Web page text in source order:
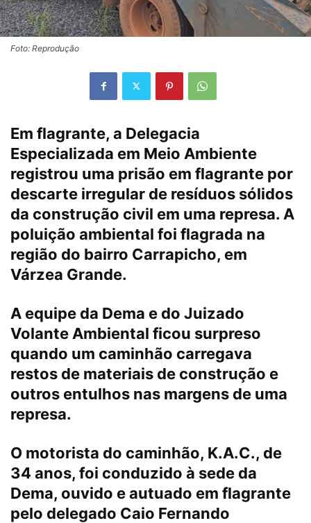
Foto: Reprodução
Em flagrante, a Delegacia
Especializada em Meio Ambiente
registrou uma prisão em flagrante por
descarte irregular de resíduos sólidos
da construção civil em uma represa. A
poluição ambiental foi flagrada na
região do bairro Carrapicho, em
Várzea Grande.
A equipe da Dema e do Juizado
Volante Ambiental ficou surpreso
quando um caminhão carregava
restos de materiais de construção e
outros entulhos nas margens de uma
represa.
O motorista do caminhão, K.A.C., de
34 anos, foi conduzido à sede da
Dema, ouvido e autuado em flagrante
pelo delegado Caio Fernando